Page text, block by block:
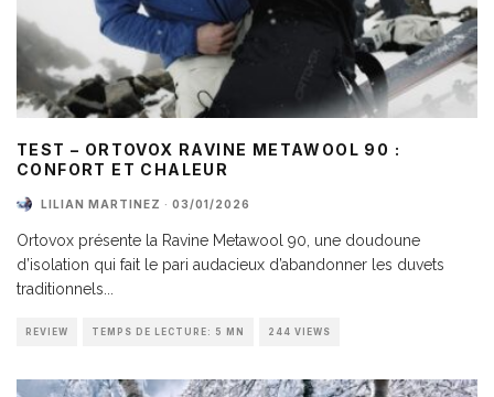
TEST – ORTOVOX RAVINE METAWOOL 90 :
CONFORT ET CHALEUR
LILIAN MARTINEZ · 03/01/2026
Ortovox présente la Ravine Metawool 90, une doudoune
d’isolation qui fait le pari audacieux d’abandonner les duvets
traditionnels...
REVIEW TEMPS DE LECTURE: 5 MN 244 VIEWS